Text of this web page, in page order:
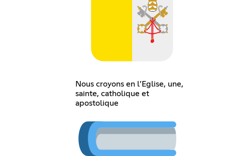
Nous croyons en l’Eglise, une,
sainte, catholique et
apostolique